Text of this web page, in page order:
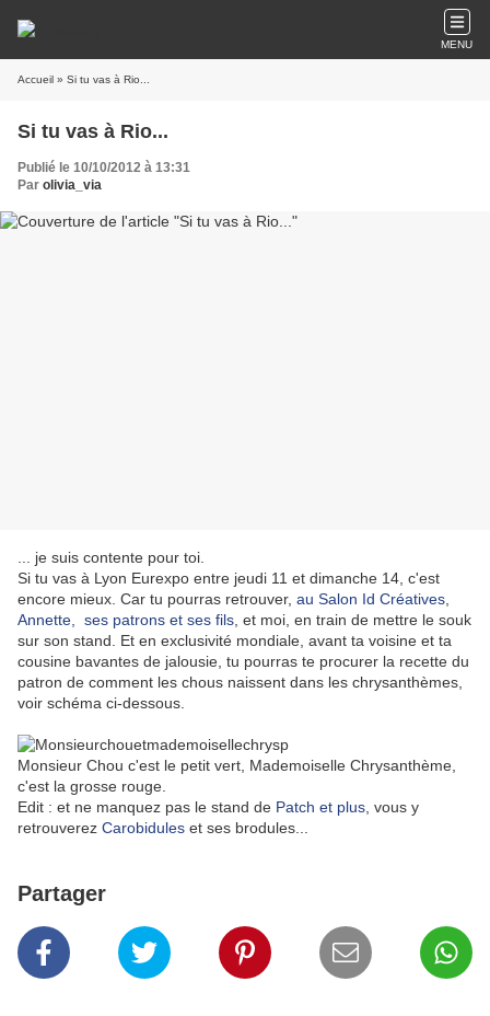
MENU
Accueil » Si tu vas à Rio...
Si tu vas à Rio...
Publié le 10/10/2012 à 13:31
Par olivia_via
... je suis contente pour toi.
Si tu vas à Lyon Eurexpo entre jeudi 11 et dimanche 14, c'est
encore mieux. Car tu pourras retrouver, au Salon Id Créatives
Annette, ses patrons et ses fils , et moi, en train de mettre le souk
sur son stand. Et en exclusivité mondiale, avant ta voisine et ta
cousine bavantes de jalousie, tu pourras te procurer la recette du
patron de comment les chous naissent dans les chrysanthèmes,
voir schéma ci-dessous.
Monsieur Chou c'est le petit vert, Mademoiselle Chrysanthème,
c'est la grosse rouge.
Edit : et ne manquez pas le stand de Patch et plus , vous y
retrouverez Carobidules et ses brodules...
Partager